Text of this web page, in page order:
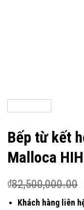
Bếp từ kết
Malloca
₫82,500,000.00
Khách hàng liên